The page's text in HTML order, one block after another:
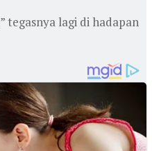
tegasnya lagi di hadapan